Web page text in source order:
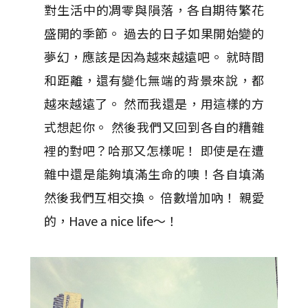
對生活中的凋零與隕落，各自期待繁花
盛開的季節。 過去的日子如果開始變的
夢幻，應該是因為越來越遠吧。 就時間
和距離，還有變化無端的背景來說，都
越來越遠了。 然而我還是，用這樣的方
式想起你。 然後我們又回到各自的糟雜
裡的對吧？哈那又怎樣呢！ 即使是在遭
雜中還是能夠填滿生命的噢！各自填滿
然後我們互相交換。 倍數增加吶！ 親愛
的，Have a nice life～！